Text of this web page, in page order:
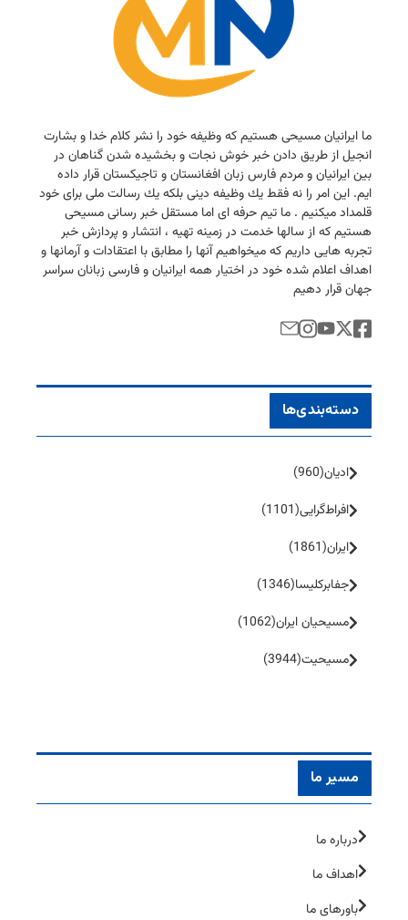
ما ایرانیان مسیحی هستیم كه وظیفه خود را نشر كلام خدا و بشارت
انجیل از طریق دادن خبر خوش نجات و بخشیده شدن گناهان در
بین ایرانیان و مردم فارس زبان افغانستان و تاجیكستان قرار داده
ایم. این امر را نه فقط یك وظیفه دینی بلكه یك رسالت ملی برای خود
قلمداد میكنیم . ما تیم حرفه ای اما مستقل خبر رسانی مسیحی
هستیم كه از سالها خدمت در زمینه تهیه ، انتشار و پردازش خبر
تجربه هایی داریم كه میخواهیم آنها را مطابق با اعتقادات و آرمانها و
اهداف اعلام شده خود در اختیار همه ایرانیان و فارسی زبانان سراسر
جهان قرار دهیم
دسته‌بندی‌ها
ادیان(960)
افراط‌گرایی(1101)
ایران(1861)
جفا‌بر‌کلیسا(1346)
مسیحیان ایران(1062)
مسیحیت(3944)
مسیر ما
درباره ما
اهداف ما
باورهای ما